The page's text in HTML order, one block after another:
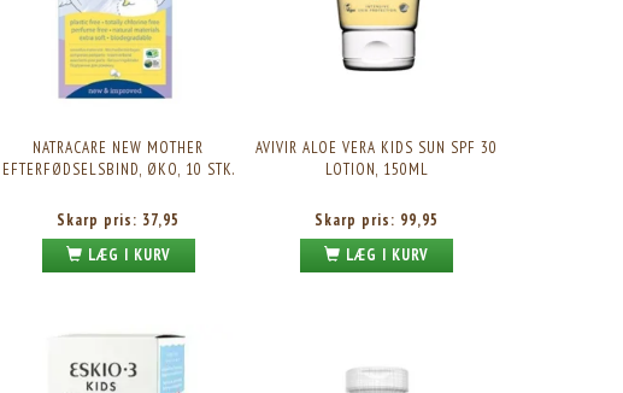
NATRACARE NEW MOTHER
EFTERFØDSELSBIND, ØKO, 10 STK.
Skarp pris: 37,95
LÆG I KURV
AVIVIR ALOE VERA KIDS SUN SPF 30
LOTION, 150ML
Skarp pris: 99,95
LÆG I KURV